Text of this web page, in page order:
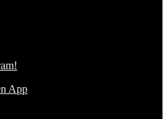
App